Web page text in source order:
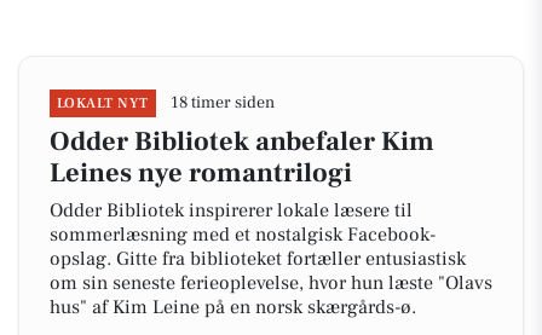
LOKALT NYT 18 timer siden
Odder Bibliotek anbefaler Kim
Leines nye romantrilogi
Odder Bibliotek inspirerer lokale læsere til
sommerlæsning med et nostalgisk Facebook-
opslag. Gitte fra biblioteket fortæller entusiastisk
om sin seneste ferieoplevelse, hvor hun læste "Olavs
hus" af Kim Leine på en norsk skærgårds-ø.